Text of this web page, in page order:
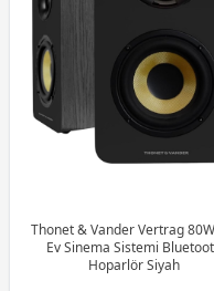
Thonet & Vander Vertrag
Ev Sinema Sistemi
Hoparlör Siyah